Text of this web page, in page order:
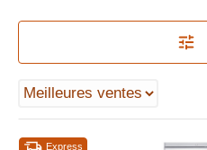
Express